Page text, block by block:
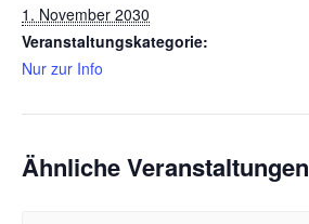
1. November 2030
Veranstaltungskategorie:
Nur zur Info
Ähnliche Veranstaltungen